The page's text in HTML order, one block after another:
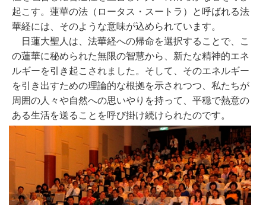
起こす。蓮華の法（ロータス・スートラ）と呼ばれる法
華経には、そのような意味が込められています。
日蓮大聖人は、法華経への帰命を選択することで、こ
の蓮華に秘められた無限の智慧から、新たな精神的エネ
ルギーを引き起こされました。そして、そのエネルギー
を引き出すための理論的な根拠を示されつつ、私たちが
周囲の人々や自然への思いやりを持って、平穏で熱意の
ある生活を送ることを呼び掛け続けられたのです。